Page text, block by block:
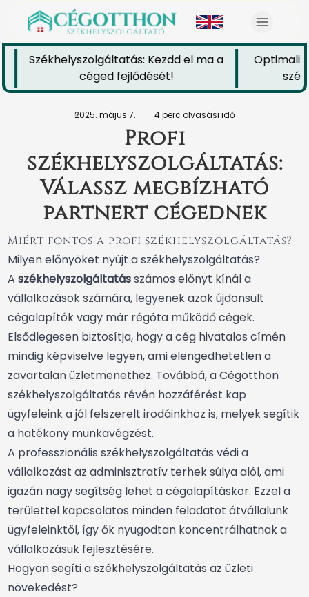
Székhelyszolgáltatás: Kezdd el ma a
céged fejlődését!
2025. május 7. 4 perc olvasási idő
Profi
székhelyszolgáltatás:
Válassz megbízható
partnert cégednek
Miért fontos a profi székhelyszolgáltatás?
Milyen előnyöket nyújt a székhelyszolgáltatás?
A székhelyszolgáltatásszámos előnyt kínál a
vállalkozások számára, legyenek azok újdonsült
cégalapítók vagy már régóta működő cégek.
Elsődlegesen biztosítja, hogy a cég hivatalos címén
mindig képviselve legyen, ami elengedhetetlen a
zavartalan üzletmenethez. Továbbá, a Cégotthon
székhelyszolgáltatás révén hozzáférést kap
ügyfeleink a jól felszerelt irodáinkhoz is, melyek segítik
a hatékony munkavégzést.
A professzionális székhelyszolgáltatás védi a
vállalkozást az adminisztratív terhek súlya alól, ami
igazán nagy segítség lehet a cégalapításkor. Ezzel a
területtel kapcsolatos minden feladatot átvállalunk
ügyfeleinktől, így ők nyugodtan koncentrálhatnak a
vállalkozásuk fejlesztésére.
Hogyan segíti a székhelyszolgáltatás az üzleti
növekedést?